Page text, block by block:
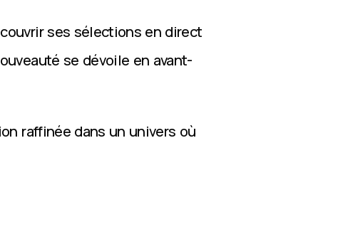
ses sélections en direct
se dévoile en avant-
raffinée dans un univers où